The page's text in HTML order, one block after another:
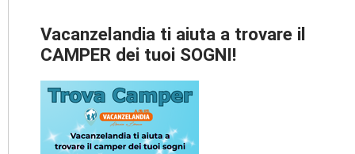
Vacanzelandia ti aiuta a trovare il
CAMPER dei tuoi SOGNI!